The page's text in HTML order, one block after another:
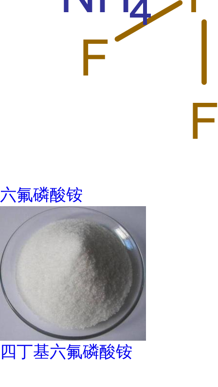
六氟磷酸铵
四丁基六氟磷酸铵